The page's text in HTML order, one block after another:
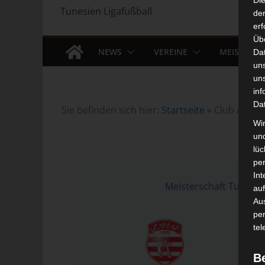
Tunesien Ligafußball
NEWS VEREINE
Sie befinden sich hier: Startseite » Club
Meisterschaft